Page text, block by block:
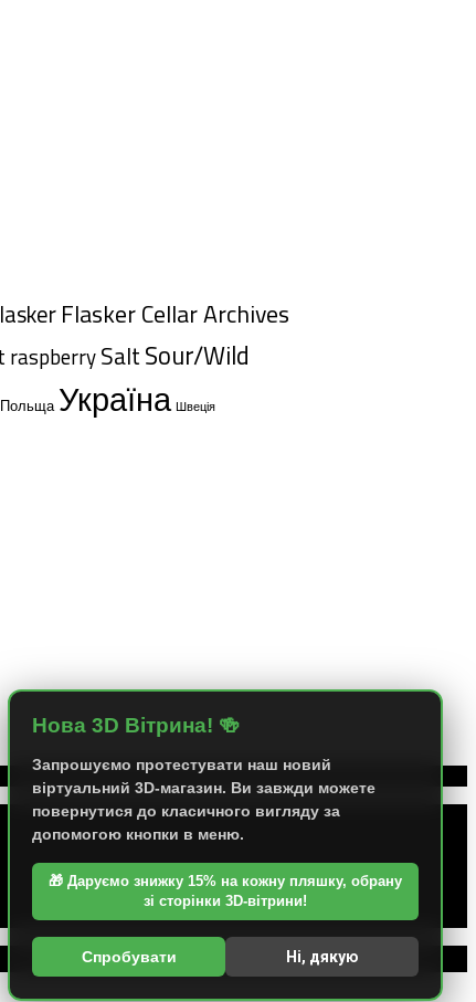
Flasker Cellar Archives
raspberrySaltSour/Wild
Польща Україна Швеція
Нова 3D Вітрина! 🍻
Запрошуємо протестувати наш новий
віртуальний 3D-магазин. Ви завжди можете
повернутися до класичного вигляду за
допомогою кнопки в меню.
🎁 Даруємо знижку 15% на кожну пляшку, обрану
зі сторінки 3D-вітрини!
Спробувати Ні, дякую